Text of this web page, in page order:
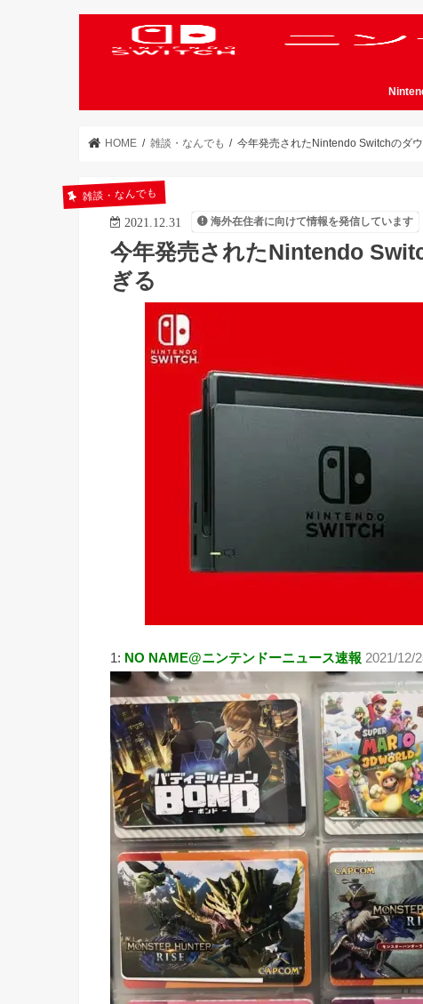
HOME 雑談・なんでも 今年発売されたNintendo Switchのダ
雑談・なんでも
2021.12.31 海外在住者に向けて情報を発信しています
今年発売されたNintendo
ぎる
1: NO NAME@ニンテンドーニュース速報 2021/12/